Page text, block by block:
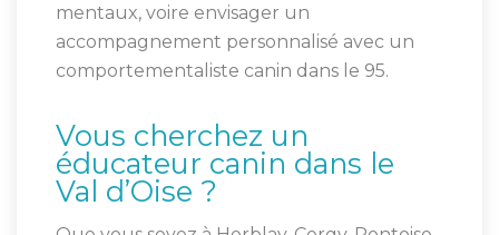
mentaux, voire envisager un
accompagnement personnalisé avec un
comportementaliste canin dans le 95.
Vous cherchez un
éducateur canin dans le
Val d’Oise ?